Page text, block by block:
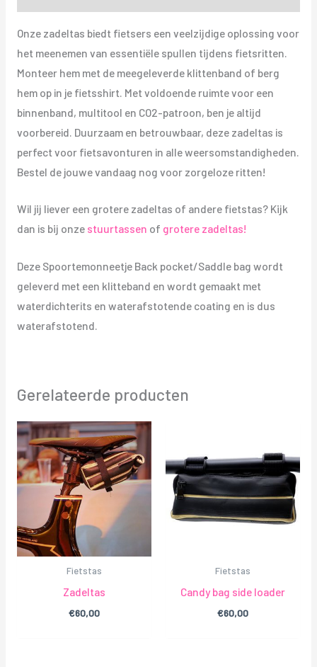
Onze zadeltas biedt fietsers een veelzijdige oplossing voor
het meenemen van essentiële spullen tijdens fietsritten.
Monteer hem met de meegeleverde klittenband of berg
hem op in je fietsshirt. Met voldoende ruimte voor een
binnenband, multitool en CO2-patroon, ben je altijd
voorbereid. Duurzaam en betrouwbaar, deze zadeltas is
perfect voor fietsavonturen in alle weersomstandigheden.
Bestel de jouwe vandaag nog voor zorgeloze ritten!
Wil jij liever een grotere zadeltas of andere fietstas? Kijk
dan is bij onze stuurtassen of grotere zadeltas!
Deze Spoortemonneetje Back pocket/Saddle bag wordt
geleverd met een klitteband en wordt gemaakt met
waterdichterits en waterafstotende coating en is dus
waterafstotend.
Gerelateerde producten
Fietstas
Zadeltas
€60,00
Fietstas
Candy bag side loader
€60,00